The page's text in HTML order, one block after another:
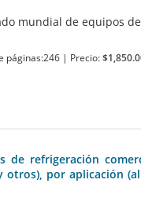
mundial de equipos
páginas:246 | Precio:
de refrigeración
otros), por aplicación